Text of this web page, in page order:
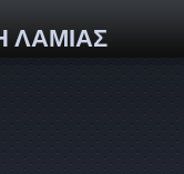
ΛΑΜΙΑΣ